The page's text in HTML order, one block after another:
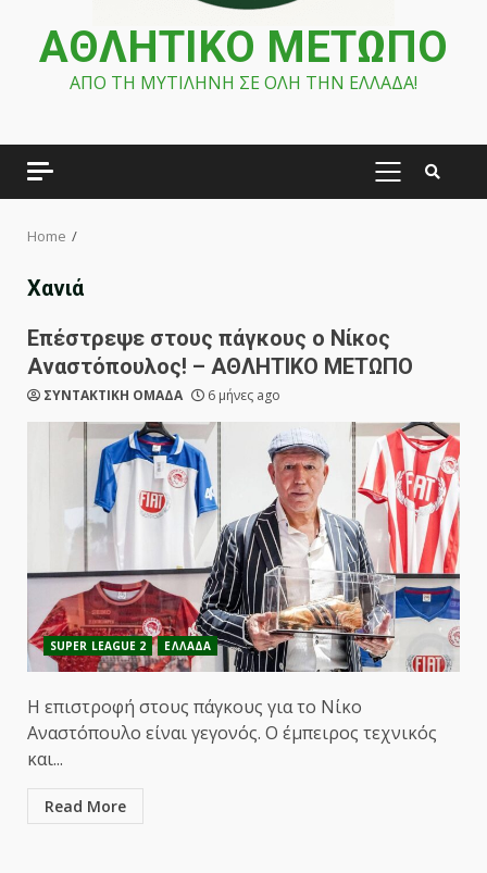
ΑΘΛΗΤΙΚΟ ΜΕΤΩΠΟ
ΑΠΟ ΤΗ ΜΥΤΙΛΗΝΗ ΣΕ ΟΛΗ ΤΗΝ ΕΛΛΑΔΑ!
PRIMARY
Home
Χανιά
Επέστρεψε στους πάγκους ο Νίκος
Αναστόπουλος! – ΑΘΛΗΤΙΚΟ ΜΕΤΩΠΟ
ΣΥΝΤΑΚΤΙΚΗ ΟΜΑΔΑ 6 μήνες ago
SUPER LEAGUE 2 ΕΛΛΑΔΑ
Η επιστροφή στους πάγκους για το Νίκο
Αναστόπουλο είναι γεγονός. Ο έμπειρος τεχνικός
και...
Read More